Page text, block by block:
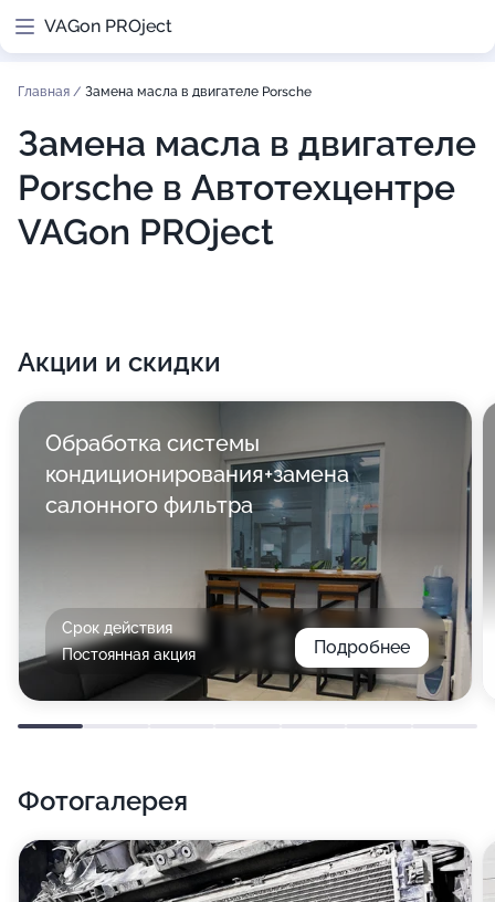
VAGon PROject
Главная / Замена масла в двигателе Porsche
Замена масла в двигателе
Porsche в Автотехцентре
VAGon PROject
Акции и скидки
Обработка системы
кондиционирования+замена
салонного фильтра
Срок действия
Постоянная акция
Подробнее
Фотогалерея